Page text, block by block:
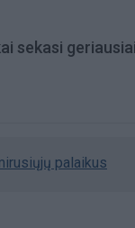
sekasi
palaikus